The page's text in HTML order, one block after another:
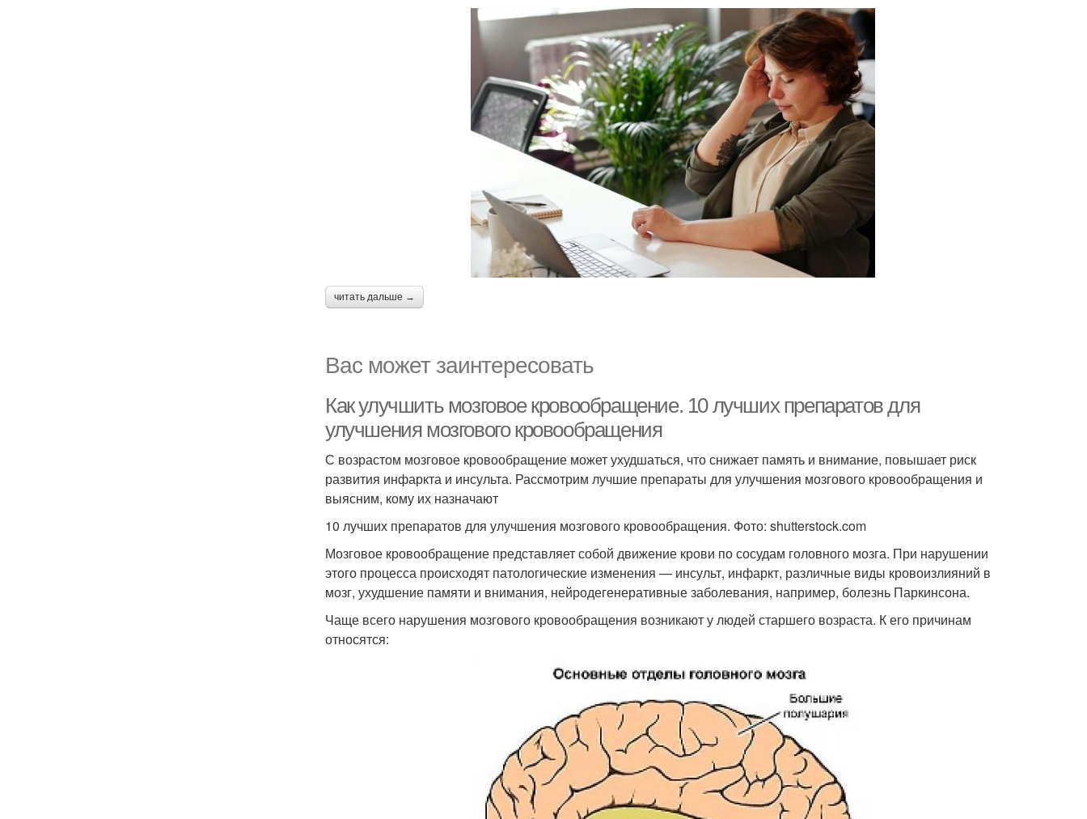
читать дальше →
Вас может заинтересовать
Как улучшить мозговое кровообращение. 10 лучших препаратов для
улучшения мозгового кровообращения
С возрастом мозговое кровообращение может ухудшаться, что снижает память и внимание, повышает риск
развития инфаркта и инсульта. Рассмотрим лучшие препараты для улучшения мозгового кровообращения и
выясним, кому их назначают
10 лучших препаратов для улучшения мозгового кровообращения. Фото: shutterstock.com
Мозговое кровообращение представляет собой движение крови по сосудам головного мозга. При нарушении
этого процесса происходят патологические изменения — инсульт, инфаркт, различные виды кровоизлияний в
мозг, ухудшение памяти и внимания, нейродегенеративные заболевания, например, болезнь Паркинсона.
Чаще всего нарушения мозгового кровообращения возникают у людей старшего возраста. К его причинам
относятся: